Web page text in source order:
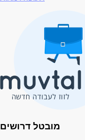
מובטל דרושים